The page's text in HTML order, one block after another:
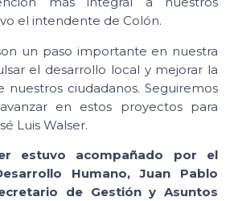
el intendente de Colón.
un paso importante en nuestra
el desarrollo local y mejorar la
nuestros ciudadanos. Seguiremos
en estos proyectos para
Luis Walser.
estuvo acompañado por el
Humano, Juan Pablo
de Gestión y Asuntos